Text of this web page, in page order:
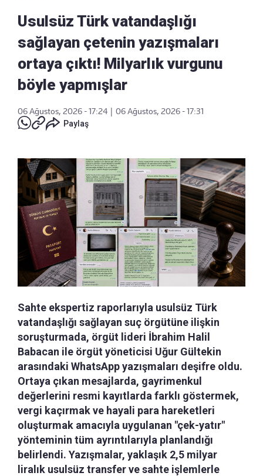
Usulsüz Türk vatandaşlığı
sağlayan çetenin yazışmaları
ortaya çıktı! Milyarlık vurgunu
böyle yapmışlar
06 Ağustos, 2026 - 17:24
06 Ağustos, 2026 - 17:31
Paylaş
Sahte ekspertiz raporlarıyla usulsüz Türk
vatandaşlığı sağlayan suç örgütüne ilişkin
soruşturmada, örgüt lideri İbrahim Halil
Babacan ile örgüt yöneticisi Uğur Gültekin
arasındaki WhatsApp yazışmaları deşifre oldu.
Ortaya çıkan mesajlarda, gayrimenkul
değerlerini resmi kayıtlarda farklı göstermek,
vergi kaçırmak ve hayali para hareketleri
oluşturmak amacıyla uygulanan "çek-yatır"
yönteminin tüm ayrıntılarıyla planlandığı
belirlendi. Yazışmalar, yaklaşık 2,5 milyar
liralık usulsüz transfer ve sahte işlemlerle